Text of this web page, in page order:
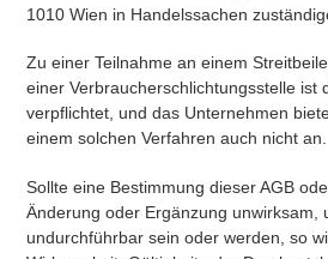
1010 Wien in Handelssachen
Zu einer Teilnahme an einem
einer Verbraucherschlichtungsstelle ist
verpflichtet, und das Unternehmen
einem solchen Verfahren auch nicht an.
Sollte eine Bestimmung dieser AGB
Änderung oder Ergänzung unwirksam,
undurchführbar sein oder werden, so